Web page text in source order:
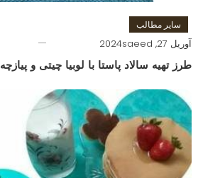
سایر مطالب
آوریل 27, 2024 saeed
طرز تهیه سالاد پاستا با لوبیا چیتی و پیازچه